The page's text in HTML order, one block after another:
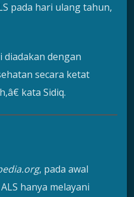
pada hari ulang tahun,
diadakan dengan
secara ketat
kata Sidiq.
, pada awal
hanya melayani